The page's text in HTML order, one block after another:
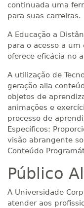
continuada uma
para suas carreiras.
A Educação a
para o acesso a
oferece eficácia no
A utilização de
geração alia
objetos de
animações e
processo de
Específicos:
visão abrangente
Conteúdo
Público
A Universidade
atender aos